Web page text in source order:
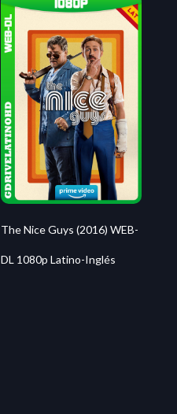
The Nice Guys (2016) WEB-
DL 1080p Latino-Inglés